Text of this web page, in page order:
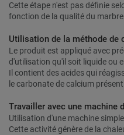
Cette étape n'est pas définie
fonction de la qualité du marbre.
Utilisation de la méthode de
Le produit est appliqué avec
d'utilisation qu'il soit liquide ou
Il contient des acides qui
le carbonate de calcium
Travailler avec une machine
Utilisation d'une machine
Cette activité génère de la